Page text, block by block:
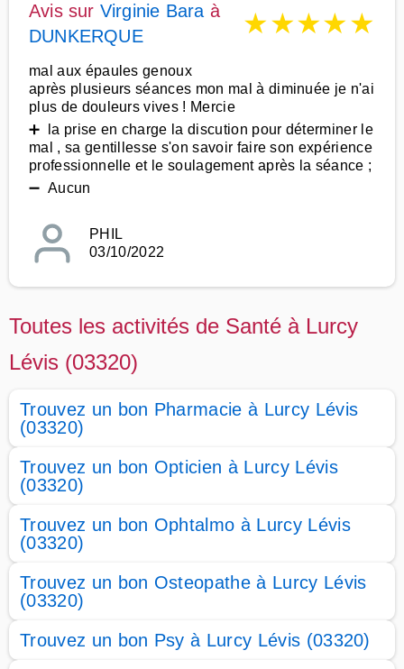
Avis sur Virginie Bara à
DUNKERQUE
★★★★★
mal aux épaules genoux
après plusieurs séances mon mal à diminuée je n'ai
plus de douleurs vives ! Mercie
➕ la prise en charge la discution pour déterminer le
mal , sa gentillesse s'on savoir faire son expérience
professionnelle et le soulagement après la séance ;
➖ Aucun
PHIL
03/10/2022
Toutes les activités de Santé à Lurcy
Lévis (03320)
Trouvez un bon Pharmacie à Lurcy Lévis
(03320)
Trouvez un bon Opticien à Lurcy Lévis
(03320)
Trouvez un bon Ophtalmo à Lurcy Lévis
(03320)
Trouvez un bon Osteopathe à Lurcy Lévis
(03320)
Trouvez un bon Psy à Lurcy Lévis (03320)